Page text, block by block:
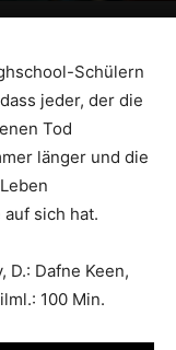
Schülern
jeder, der die
Tod
länger und die
sich hat.
D.: Dafne Keen,
100 Min.